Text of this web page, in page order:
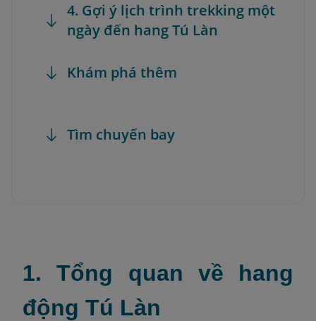
4. Gợi ý lịch trình trekking một
ngày đến hang Tú Làn
Khám phá thêm
Tìm chuyến bay
1. Tổng quan về hang
động Tú Làn